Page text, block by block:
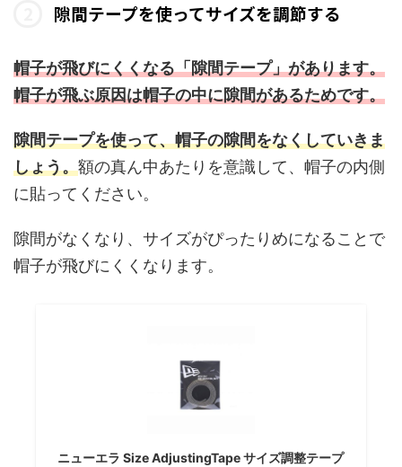
隙間テープを使ってサイズを調節する
帽子が飛びにくくなる「隙間テープ」があります。
帽子が飛ぶ原因は帽子の中に隙間があるためです。
隙間テープを使って、帽子の隙間をなくしていきま
しょう。額の真ん中あたりを意識して、帽子の内側
に貼ってください。
隙間がなくなり、サイズがぴったりめになることで
帽子が飛びにくくなります。
ニューエラ Size AdjustingTape サイズ調整テープ